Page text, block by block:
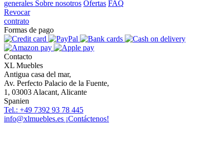
generales Sobre nosotros Ofertas FAQ
Revocar
contrato
Formas de pago
Contacto
XL Muebles
Antigua casa del mar,
Av. Perfecto Palacio de la Fuente,
1, 03003 Alacant, Alicante
Spanien
Tel.: +49 7392 93 78 445
info@xlmuebles.es ¡Contáctenos!